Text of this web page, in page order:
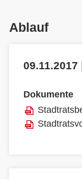
Ablauf
Dokumente